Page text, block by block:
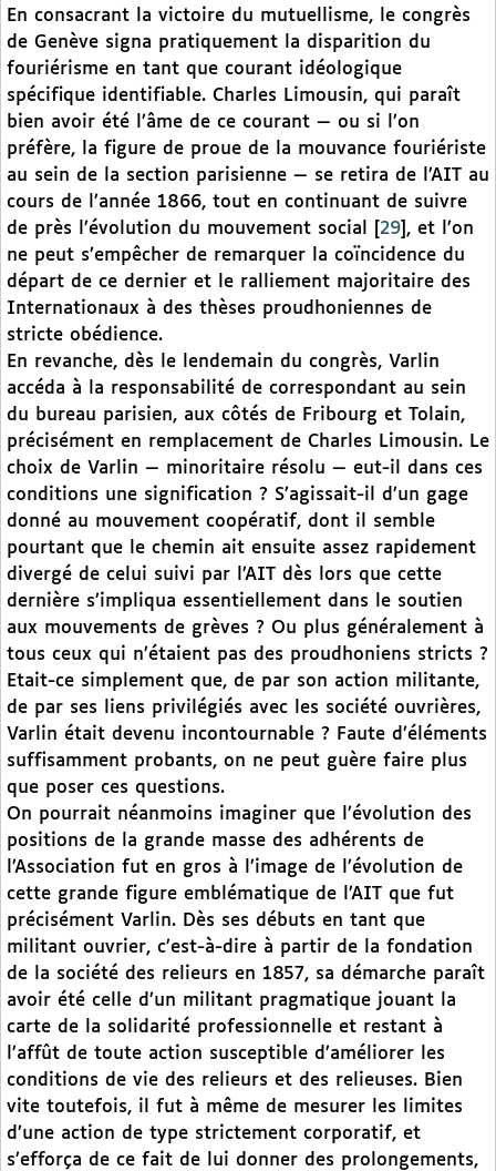
En consacrant la victoire du mutuellisme, le congrès
de Genève signa pratiquement la disparition du
fouriérisme en tant que courant idéologique
spécifique identifiable. Charles Limousin, qui paraît
bien avoir été l’âme de ce courant — ou si l’on
préfère, la figure de proue de la mouvance fouriériste
au sein de la section parisienne — se retira de l’AIT au
cours de l’année 1866, tout en continuant de suivre
de près l’évolution du mouvement social
29 , et l’on
ne peut s’empêcher de remarquer la coïncidence du
départ de ce dernier et le ralliement majoritaire des
Internationaux à des thèses proudhoniennes de
stricte obédience.
En revanche, dès le lendemain du congrès, Varlin
accéda à la responsabilité de correspondant au sein
du bureau parisien, aux côtés de Fribourg et Tolain,
précisément en remplacement de Charles Limousin. Le
choix de Varlin — minoritaire résolu — eut-il dans ces
conditions une signification ? S’agissait-il d’un gage
donné au mouvement coopératif, dont il semble
pourtant que le chemin ait ensuite assez rapidement
divergé de celui suivi par l’AIT dès lors que cette
dernière s’impliqua essentiellement dans le soutien
aux mouvements de grèves ? Ou plus généralement à
tous ceux qui n’étaient pas des proudhoniens stricts ?
Etait-ce simplement que, de par son action militante,
de par ses liens privilégiés avec les société ouvrières,
Varlin était devenu incontournable ? Faute d’éléments
suffisamment probants, on ne peut guère faire plus
que poser ces questions.
On pourrait néanmoins imaginer que l’évolution des
positions de la grande masse des adhérents de
l’Association fut en gros à l’image de l’évolution de
cette grande figure emblématique de l’AIT que fut
précisément Varlin. Dès ses débuts en tant que
militant ouvrier, c’est-à-dire à partir de la fondation
de la société des relieurs en 1857, sa démarche paraît
avoir été celle d’un militant pragmatique jouant la
carte de la solidarité professionnelle et restant à
l’affût de toute action susceptible d’améliorer les
conditions de vie des relieurs et des relieuses. Bien
vite toutefois, il fut à même de mesurer les limites
d’une action de type strictement corporatif, et
s’efforça de ce fait de lui donner des prolongements,